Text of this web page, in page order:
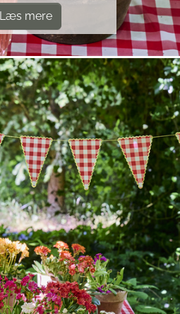
Læs mere